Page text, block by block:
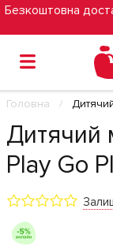
Безкоштовна
Головна
Дитячий
Play Go